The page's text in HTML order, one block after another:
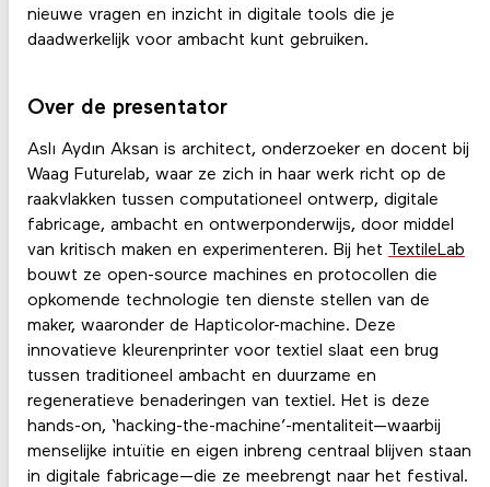
nieuwe vragen en inzicht in digitale tools die je
daadwerkelijk voor ambacht kunt gebruiken.
Over de presentator
Aslı Aydın Aksan is architect, onderzoeker en docent bij
Waag Futurelab, waar ze zich in haar werk richt op de
raakvlakken tussen computationeel ontwerp, digitale
fabricage, ambacht en ontwerponderwijs, door middel
van kritisch maken en experimenteren. Bij het TextileLab
bouwt ze open-source machines en protocollen die
opkomende technologie ten dienste stellen van de
maker, waaronder de Hapticolor-machine. Deze
innovatieve kleurenprinter voor textiel slaat een brug
tussen traditioneel ambacht en duurzame en
regeneratieve benaderingen van textiel. Het is deze
hands-on, ‘hacking-the-machine’-mentaliteit—waarbij
menselijke intuïtie en eigen inbreng centraal blijven staan
in digitale fabricage—die ze meebrengt naar het festival.